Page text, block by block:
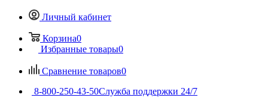
Личный кабинет
Корзина0
Избранные товары0
Сравнение товаров0
8-800-250-43-50Служба поддержки 24/7